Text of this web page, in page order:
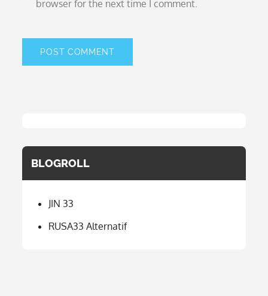
browser for the next time I comment.
BLOGROLL
JIN 33
RUSA33 Alternatif